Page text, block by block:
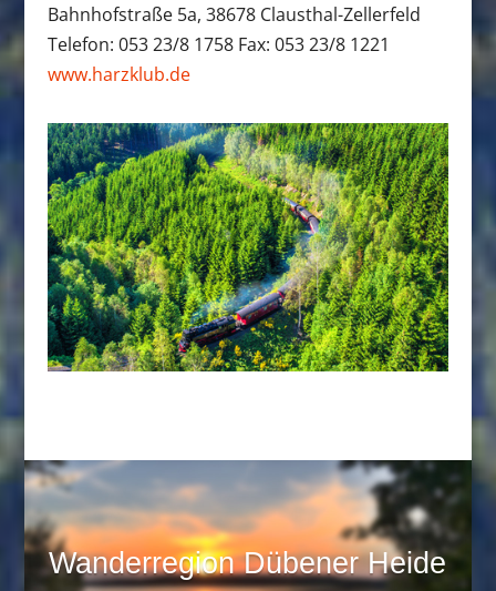
Bahnhofstraße 5a, 38678 Clausthal-Zellerfeld
Telefon: 053 23/8 1758 Fax: 053 23/8 1221
www.harzklub.de
Wanderregion Dübener Heide